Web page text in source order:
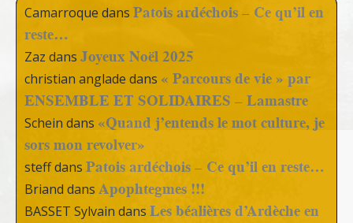
Camarroque dans Patois ardéchois – Ce qu’il en
reste…
Zaz dans Joyeux Noël 2025
christian anglade dans « Parcours de vie » par
ENSEMBLE ET SOLIDAIRES – Lamastre
Schein dans «Quand j’entends le mot culture, je
sors mon revolver»
steffdans Patois ardéchois – Ce qu’il en reste…
Briand dans Apophtegmes !!!
BASSET Sylvain dans Les béalières d’Ardèche en